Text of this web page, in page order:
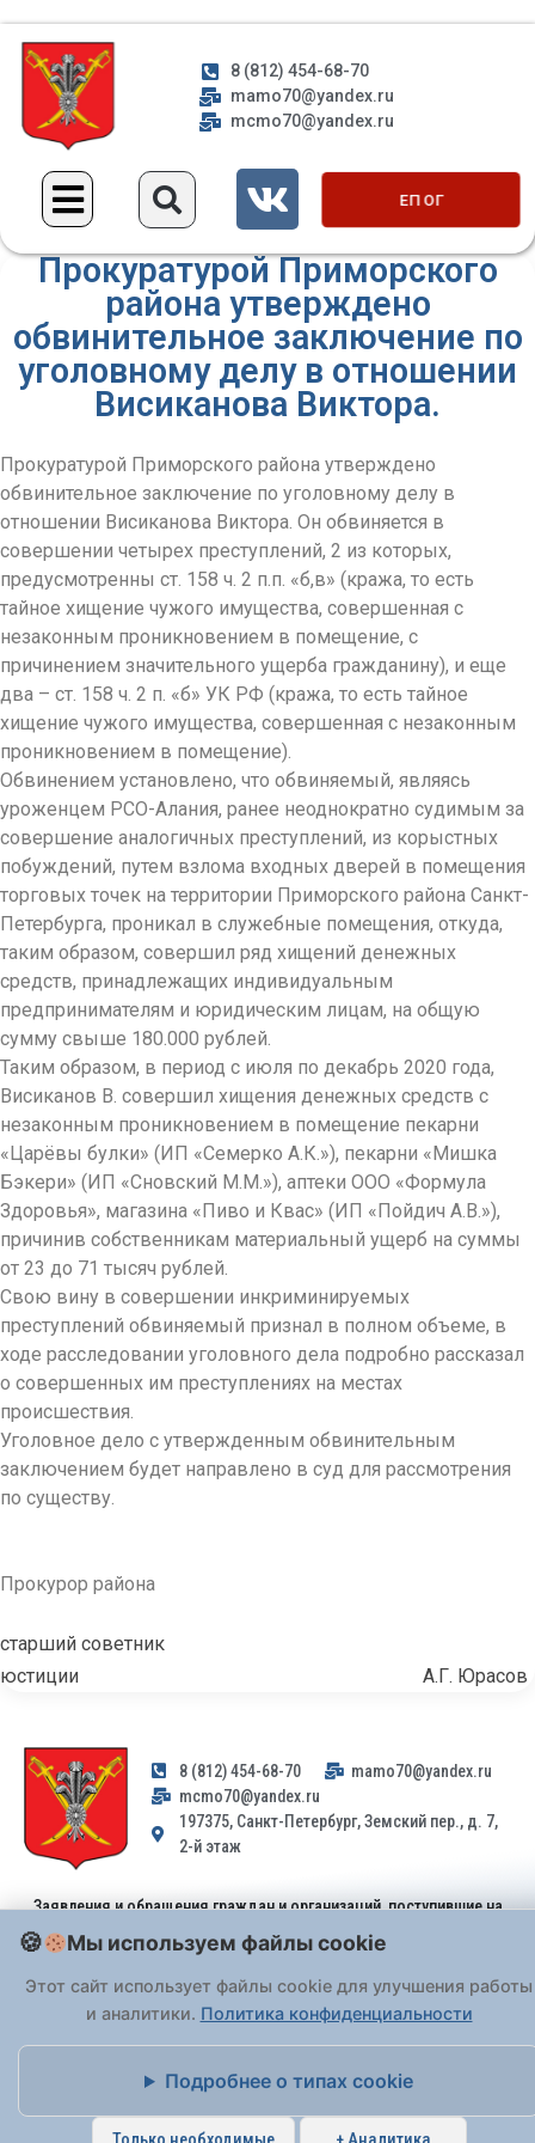
8 (812) 454-68-70
mamo70@yandex.ru
mcmo70@yandex.ru
ЕП ОГ
Прокуратурой Приморского
района утверждено
обвинительное заключение по
уголовному делу в отношении
Висиканова Виктора.
Прокуратурой Приморского района утверждено
обвинительное заключение по уголовному делу в
отношении Висиканова Виктора. Он обвиняется в
совершении четырех преступлений, 2 из которых,
предусмотренны ст. 158 ч. 2 п.п. «б,в» (кража, то есть
тайное хищение чужого имущества, совершенная с
незаконным проникновением в помещение, с
причинением значительного ущерба гражданину), и еще
два – ст. 158 ч. 2 п. «б» УК РФ (кража, то есть тайное
хищение чужого имущества, совершенная с незаконным
проникновением в помещение).
Обвинением установлено, что обвиняемый, являясь
уроженцем РСО-Алания, ранее неоднократно судимым за
совершение аналогичных преступлений, из корыстных
побуждений, путем взлома входных дверей в помещения
торговых точек на территории Приморского района Санкт-
Петербурга, проникал в служебные помещения, откуда,
таким образом, совершил ряд хищений денежных
средств, принадлежащих индивидуальным
предпринимателям и юридическим лицам, на общую
сумму свыше 180.000 рублей.
Таким образом, в период с июля по декабрь 2020 года,
Висиканов В. совершил хищения денежных средств с
незаконным проникновением в помещение пекарни
«Царёвы булки» (ИП «Семерко А.К.»), пекарни «Мишка
Бэкери» (ИП «Сновский М.М.»), аптеки ООО «Формула
Здоровья», магазина «Пиво и Квас» (ИП «Пойдич А.В.»),
причинив собственникам материальный ущерб на суммы
от 23 до 71 тысяч рублей.
Свою вину в совершении инкриминируемых
преступлений обвиняемый признал в полном объеме, в
ходе расследовании уголовного дела подробно рассказал
о совершенных им преступлениях на местах
происшествия.
Уголовное дело с утвержденным обвинительным
заключением будет направлено в суд для рассмотрения
по существу.
Прокурор района
старший советник
юстиции А.Г. Юрасов
8 (812) 454-68-70
mamo70@yandex.ru
mcmo70@yandex.ru
197375, Санкт-Петербург, Земский пер., д. 7,
2-й этаж
Заявления и обращения граждан и организаций, поступившие на
адрес email, не могут быть рассмотрены на основании
Федерального закона от 02.05.2006 № 59-ФЗ. Обращения
принимаются только: по почте, черезпортал «Госуслуги» (ЕПГУ)
или лично при предъявлении паспорта.
На Сайте действуетПолитика обработки персональных данных
Мы используем файлы cookie
Этот сайт использует файлы cookie для улучшения работы
и аналитики. Политика конфиденциальности
Подробнее о типах cookie